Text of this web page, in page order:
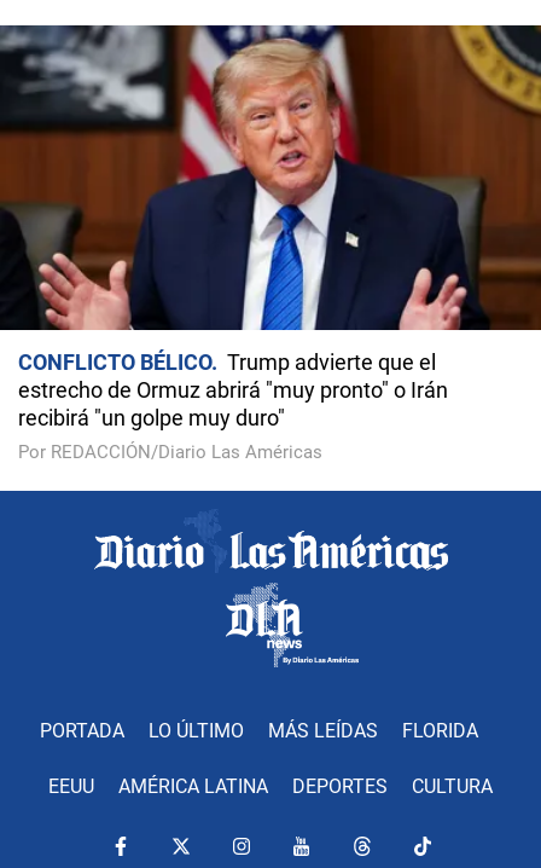
CONFLICTO BÉLICO
Trump advierte que el
estrecho de Ormuz abrirá "muy pronto" o Irán
recibirá "un golpe muy duro"
Por REDACCIÓN/Diario Las Américas
PORTADA LO ÚLTIMO MÁS LEÍDAS FLORIDA
EEUU AMÉRICA LATINA DEPORTES CULTURA